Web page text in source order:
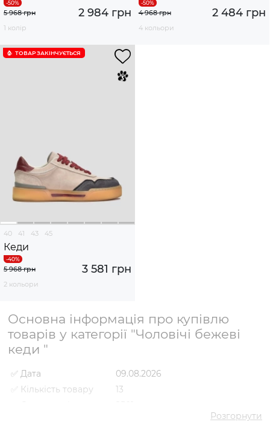
2 984 грн
5 968 грн
1 колір
2 484 грн
4 968 грн
4 кольори
ТОВАР ЗАКІНЧУЄTЬСЯ
40 41 43 45
Кеди
3 581 грн
5 968 грн
2 кольори
Основна інформація про купівлю
товарів у категорії "Чоловічі бежеві
кеди "
✅ Дата
09.08.2026
✅ Кількість товару
13
Розгорнути